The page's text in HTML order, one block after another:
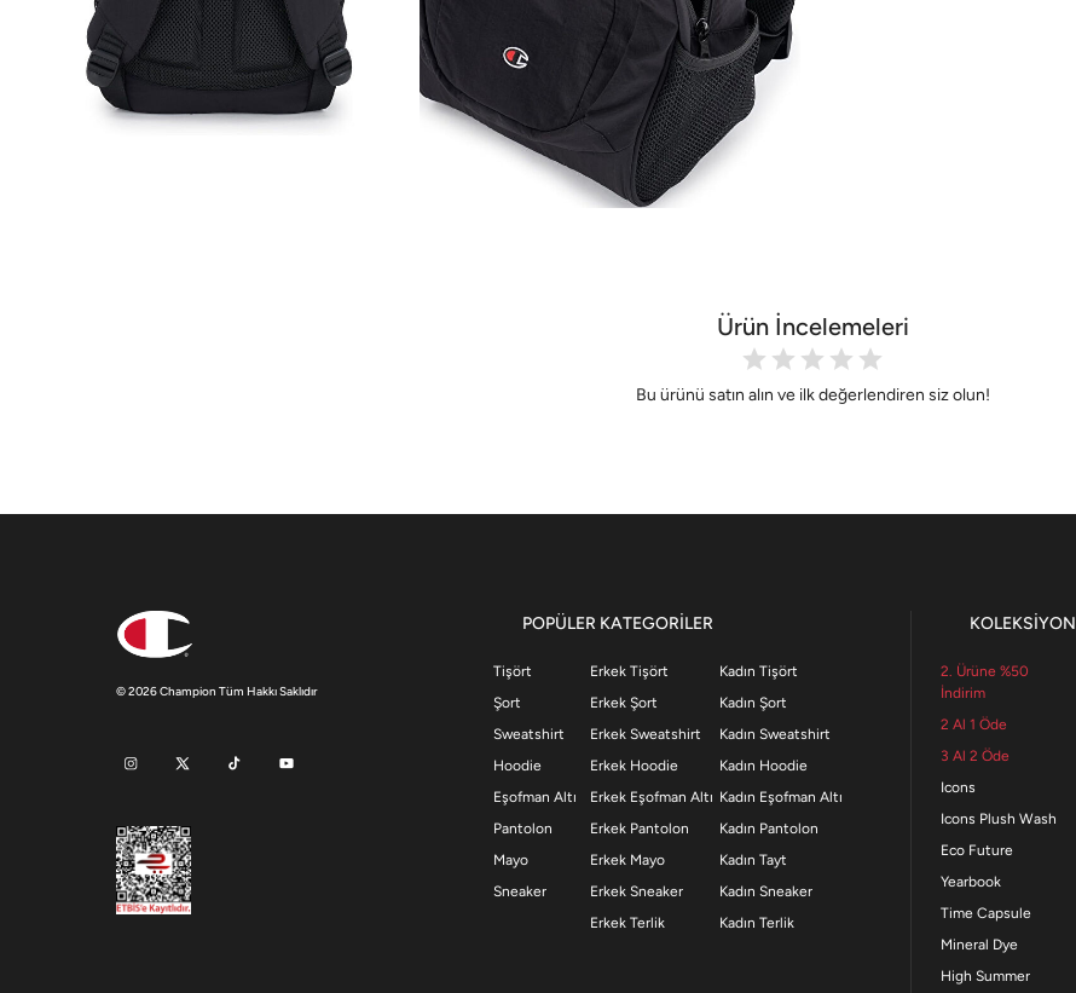
Ürün İncelemeleri
Bu ürünü satın alın ve ilk değerlendiren siz olun!
© 2026 Champion Tüm Hakkı Saklıdır
POPÜLER KATEGORİLER
Tişört
Şort
Sweatshirt
Hoodie
Eşofman Altı
Pantolon
Mayo
Sneaker
Erkek Tişört
Erkek Şort
Erkek Sweatshirt
Erkek Hoodie
Erkek Eşofman Altı
Erkek Pantolon
Erkek Mayo
Erkek Sneaker
Erkek Terlik
Kadın Tişört
Kadın Şort
Kadın Sweatshirt
Kadın Hoodie
Kadın Eşofman Altı
Kadın Pantolon
Kadın Tayt
Kadın Sneaker
Kadın Terlik
KOLEKSİYON
2. Ürüne %50
İndirim
2 Al 1 Öde
3 Al 2 Öde
Icons
Icons Plush Wash
Eco Future
Yearbook
Time Capsule
Mineral Dye
High Summer